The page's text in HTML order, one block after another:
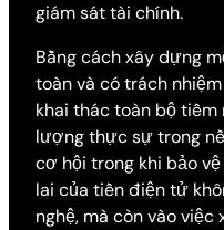
giám sát tài chính.
Bằng cách xây dựng
toàn và có trách
khai thác toàn bộ
lượng thực sự trong
cơ hội trong khi bảo
lai của tiền điện tử
nghệ, mà còn vào